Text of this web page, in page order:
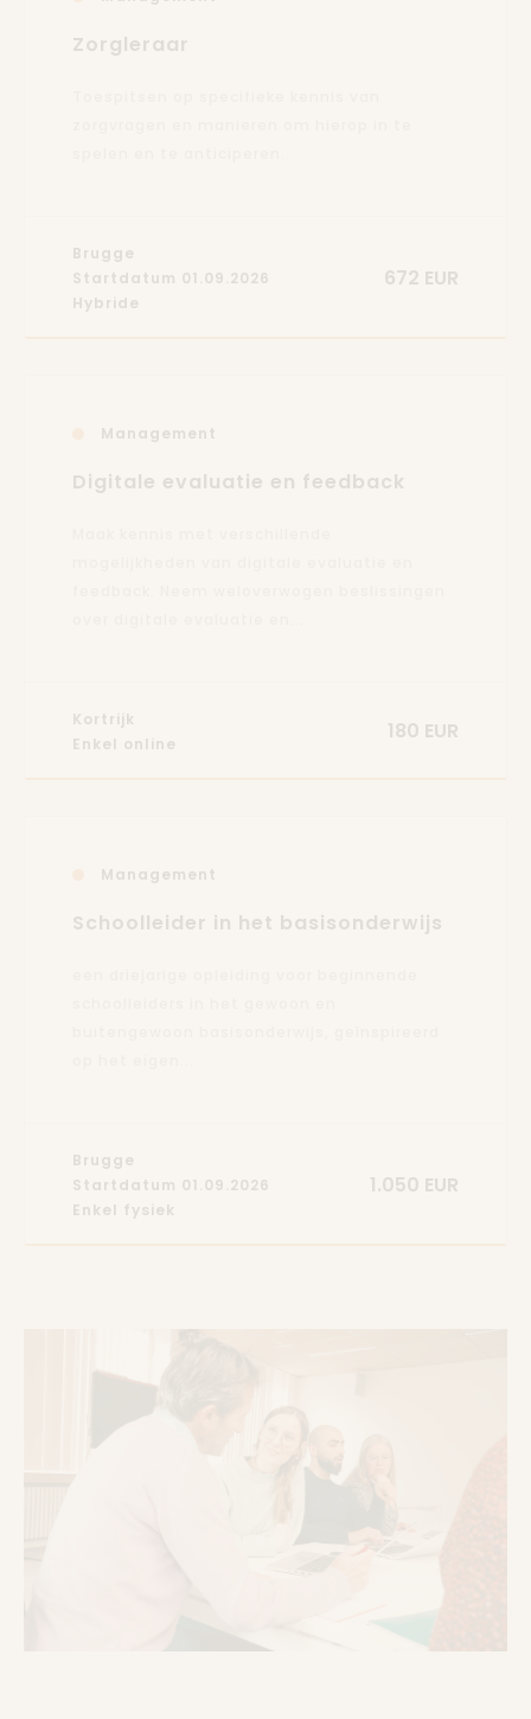
Zorgleraar
Brugge
Startdatum 01.09.2026
Hybride
672 EUR
Management
Digitale evaluatie en feedback
Kortrijk
Enkel online
180 EUR
Management
Schoolleider in het basisonderwijs
Brugge
Startdatum 01.09.2026
Enkel fysiek
1.050 EUR